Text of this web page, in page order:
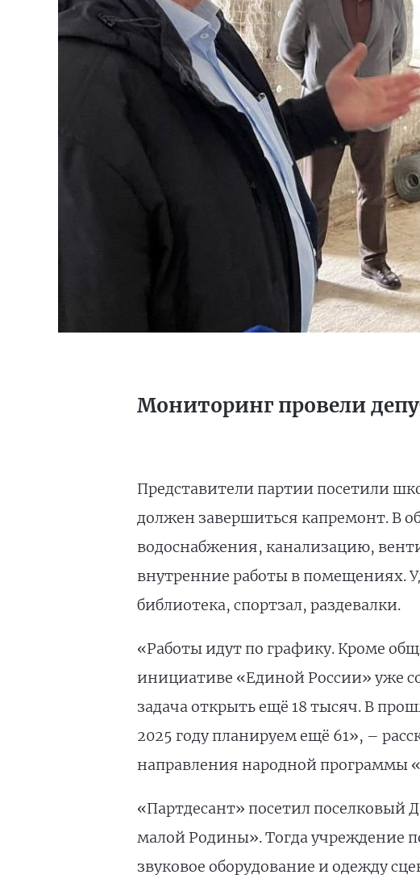
Мониторинг провели
Представители партии посетили
должен завершиться капремонт. В
водоснабжения, канализацию,
внутренние работы в помещениях.
библиотека, спортзал, раздевалки.
«Работы идут по графику. Кроме
инициативе «Единой России» уже
задача открыть ещё 18 тысяч. В
2025 году планируем ещё 61», –
направления народной программы
«Партдесант» посетил поселковый
малой Родины». Тогда учреждение
звуковое оборудование и одежду